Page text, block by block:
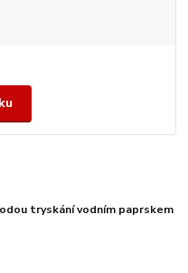
tryskání vodním paprskem